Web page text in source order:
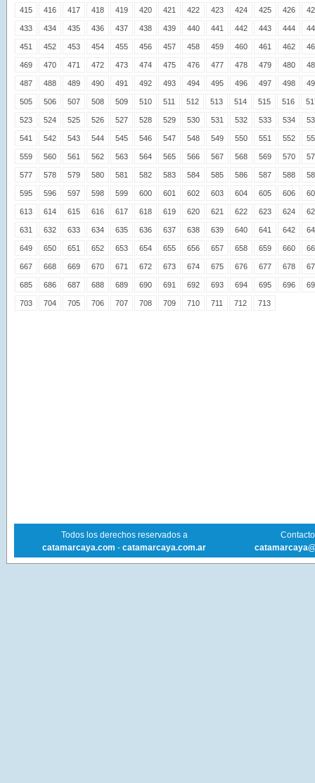
415 416 417 418 419 420 421 422 423 424 425 426
433 434 435 436 437 438 439 440 441 442 443 444
451 452 453 454 455 456 457 458 459 460 461 462
469 470 471 472 473 474 475 476 477 478 479 480
487 488 489 490 491 492 493 494 495 496 497 498
505 506 507 508 509 510 511 512 513 514 515 516
523 524 525 526 527 528 529 530 531 532 533 534
541 542 543 544 545 546 547 548 549 550 551 552
559 560 561 562 563 564 565 566 567 568 569 570
577 578 579 580 581 582 583 584 585 586 587 588
595 596 597 598 599 600 601 602 603 604 605 606
613 614 615 616 617 618 619 620 621 622 623 624
631 632 633 634 635 636 637 638 639 640 641 642
649 650 651 652 653 654 655 656 657 658 659 660
667 668 669 670 671 672 673 674 675 676 677 678
685 686 687 688 689 690 691 692 693 694 695 696
703 704 705 706 707 708 709 710 711 712 713
Todos los derechos reservados a
catamarcaya.com - catamarcaya.com.ar